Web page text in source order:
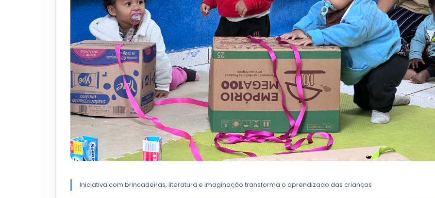
Iniciativa com brincadeiras, literatura e imaginação transforma o aprendizado das crianças